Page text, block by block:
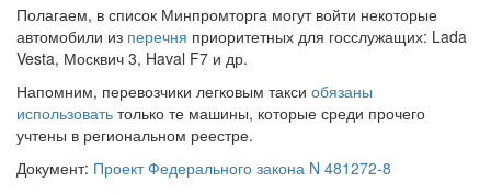
Полагаем, в список Минпромторга могут войти некоторые
автомобили из перечня приоритетных для госслужащих: Lada
Vesta, Москвич 3, Haval F7 и др.
Напомним, перевозчики легковым такси обязаны
использовать только те машины, которые среди прочего
учтены в региональном реестре.
Документ: Проект Федерального закона N 481272-8